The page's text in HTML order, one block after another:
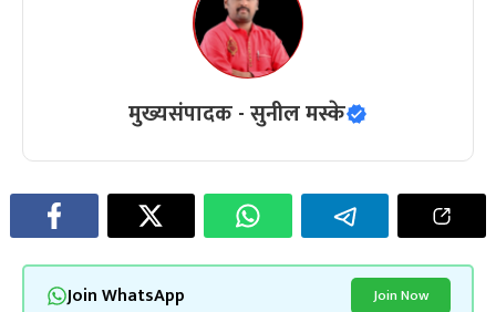
मुख्यसंपादक - सुनील मस्के
Join WhatsApp Join Now